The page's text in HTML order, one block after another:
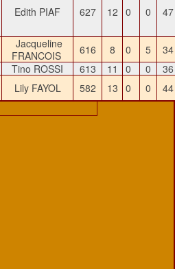
Edith PIAF 627 12 0 0
Jacqueline
FRANCOIS
616 8 0 5
Tino ROSSI 613 11 0 0
Lily FAYOL 582 13 0 0